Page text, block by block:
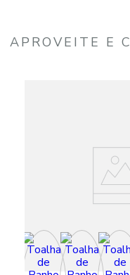
APROVEITE E